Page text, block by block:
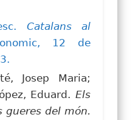
Catalans al
12 de
Josep Maria;
Eduard. Els
gueres del món.